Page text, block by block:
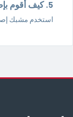
5. كيف أقوم بإصلاح التسرب في خرطوم مسطح؟
استخدم مشبك